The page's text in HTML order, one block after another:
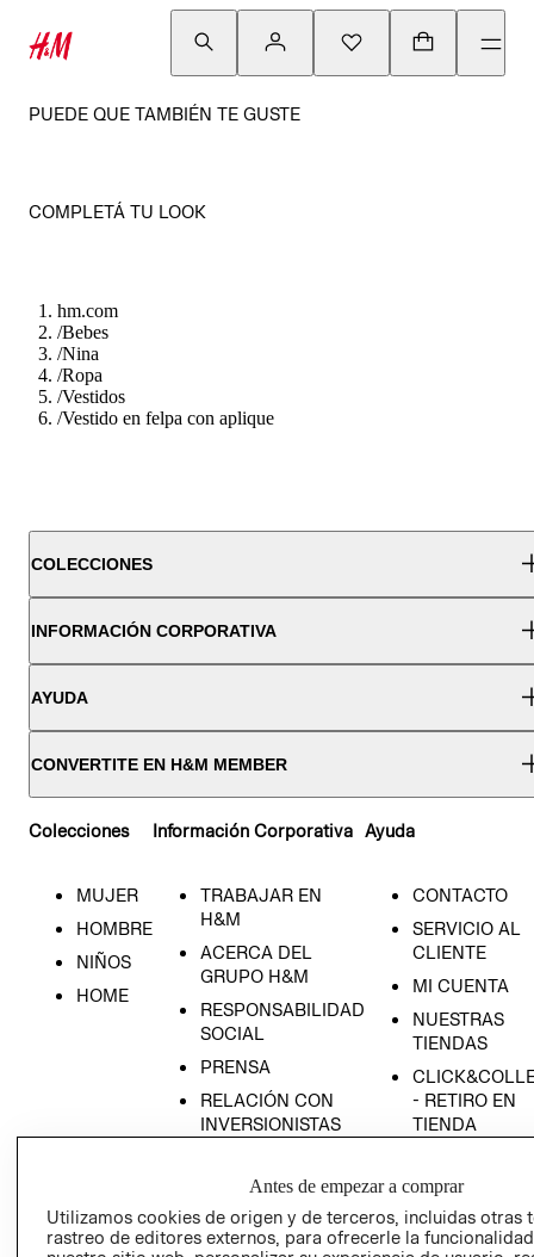
PUEDE QUE TAMBIÉN TE GUSTE
COMPLETÁ TU LOOK
hm.com
/Bebes
/Nina
/Ropa
/Vestidos
/Vestido en felpa con aplique
COLECCIONES
INFORMACIÓN CORPORATIVA
AYUDA
CONVERTITE EN H&M MEMBER
Colecciones
MUJER
HOMBRE
NIÑOS
HOME
Información Corporativa
TRABAJAR EN
H&M
ACERCA DEL
GRUPO H&M
RESPONSABILIDAD
SOCIAL
PRENSA
RELACIÓN CON
INVERSIONISTAS
EMPRESARIAL
Ayuda
CONTACTO
SERVICIO AL
CLIENTE
MI CUENTA
NUESTRAS
TIENDAS
- RETIRO EN
TIENDA
CONDICIONES
AVISO DE
PRIVACIDAD
Antes de empezar a comprar
Utilizamos cookies de origen y de terceros, incluidas otras
rastreo de editores externos, para ofrecerle la